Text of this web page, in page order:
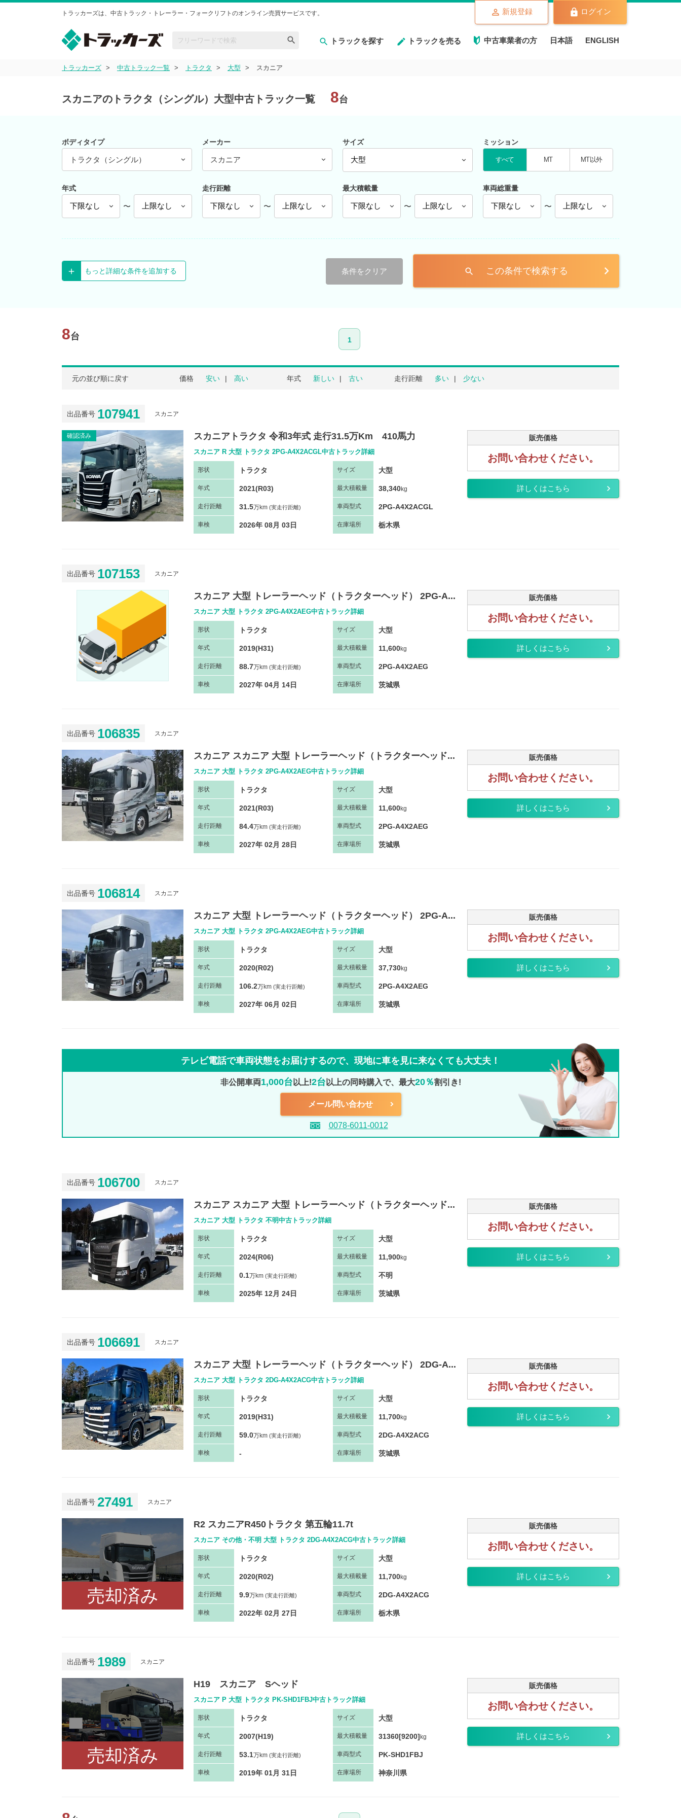
トラッカーズは、中古トラック・トレーラー・フォークリフトのオンライン売買サービスです。
トラックを探す トラックを売る 中古車業者の方 日本語 ENGLISH
新規登録 ログイン
トラッカーズ 中古トラック一覧 トラクタ 大型 スカニア
スカニアのトラクタ（シングル）大型中古トラック一覧 8台
ボディタイプ
トラクタ（シングル）
メーカー
スカニア
サイズ ミッション
すべて MT MT以外
年式
〜
走行距離
〜
最大積載量
〜
車両総重量
〜
もっと詳細な条件を追加する 条件をクリア search この条件で検索する
8台 1
元の並び順に戻す 価格 安い 高い 年式 新しい 古い 走行距離 多い 少ない
出品番号 107941 スカニア
確認済み スカニアトラクタ 令和3年式 走行31.5万Km 410馬力
スカニア R 大型 トラクタ 2PG-A4X2ACGL中古トラック詳細
形状 トラクタ サイズ 大型
年式 2021(R03) 最大積載量 38,340kg
走行距離 31.5万km (実走行距離) 車両型式 2PG-A4X2ACGL
車検 2026年 08月 03日 在庫場所 栃木県
販売価格
お問い合わせください。
詳しくはこちら
出品番号 107153 スカニア
スカニア 大型 トレーラーヘッド（トラクターヘッド） 2PG-A...
スカニア 大型 トラクタ 2PG-A4X2AEG中古トラック詳細
形状 トラクタ サイズ 大型
年式 2019(H31) 最大積載量 11,600kg
走行距離 88.7万km (実走行距離) 車両型式 2PG-A4X2AEG
車検 2027年 04月 14日 在庫場所 茨城県
販売価格
お問い合わせください。
詳しくはこちら
出品番号 106835 スカニア
スカニア スカニア 大型 トレーラーヘッド（トラクターヘッド...
スカニア 大型 トラクタ 2PG-A4X2AEG中古トラック詳細
形状 トラクタ サイズ 大型
年式 2021(R03) 最大積載量 11,600kg
走行距離 84.4万km (実走行距離) 車両型式 2PG-A4X2AEG
車検 2027年 02月 28日 在庫場所 茨城県
販売価格
お問い合わせください。
詳しくはこちら
出品番号 106814 スカニア
スカニア 大型 トレーラーヘッド（トラクターヘッド） 2PG-A...
スカニア 大型 トラクタ 2PG-A4X2AEG中古トラック詳細
形状 トラクタ サイズ 大型
年式 2020(R02) 最大積載量 37,730kg
走行距離 106.2万km (実走行距離) 車両型式 2PG-A4X2AEG
車検 2027年 06月 02日 在庫場所 茨城県
販売価格
お問い合わせください。
詳しくはこちら
テレビ電話で車両状態をお届けするので、 現地に車を見に来なくても大丈夫！
非公開車両1,000台 以上!2台 以上の同時購入で、最大20％割引き!
メール問い合わせ
0078-6011-0012
出品番号 106700 スカニア
スカニア スカニア 大型 トレーラーヘッド（トラクターヘッド...
スカニア 大型 トラクタ 不明中古トラック詳細
形状 トラクタ サイズ 大型
年式 2024(R06) 最大積載量 11,900kg
走行距離 0.1万km (実走行距離) 車両型式 不明
車検 2025年 12月 24日 在庫場所 茨城県
販売価格
お問い合わせください。
詳しくはこちら
出品番号 106691 スカニア
スカニア 大型 トレーラーヘッド（トラクターヘッド） 2DG-A...
スカニア 大型 トラクタ 2DG-A4X2ACG中古トラック詳細
形状 トラクタ サイズ 大型
年式 2019(H31) 最大積載量 11,700kg
走行距離 59.0万km (実走行距離) 車両型式 2DG-A4X2ACG
車検 - 在庫場所 茨城県
販売価格
お問い合わせください。
詳しくはこちら
出品番号 27491 スカニア
売却済み
R2 スカニアR450トラクタ 第五輪11.7t
スカニア その他・不明 大型 トラクタ 2DG-A4X2ACG中古トラック詳細
形状 トラクタ サイズ 大型
年式 2020(R02) 最大積載量 11,700kg
走行距離 9.9万km (実走行距離) 車両型式 2DG-A4X2ACG
車検 2022年 02月 27日 在庫場所 栃木県
販売価格
お問い合わせください。
詳しくはこちら
出品番号 1989 スカニア
売却済み
H19 スカニア Sヘッド
スカニア P 大型 トラクタ PK-SHD1FBJ中古トラック詳細
形状 トラクタ サイズ 大型
年式 2007(H19) 最大積載量 31360[9200]kg
走行距離 53.1万km (実走行距離) 車両型式 PK-SHD1FBJ
車検 2019年 01月 31日 在庫場所 神奈川県
販売価格
お問い合わせください。
詳しくはこちら